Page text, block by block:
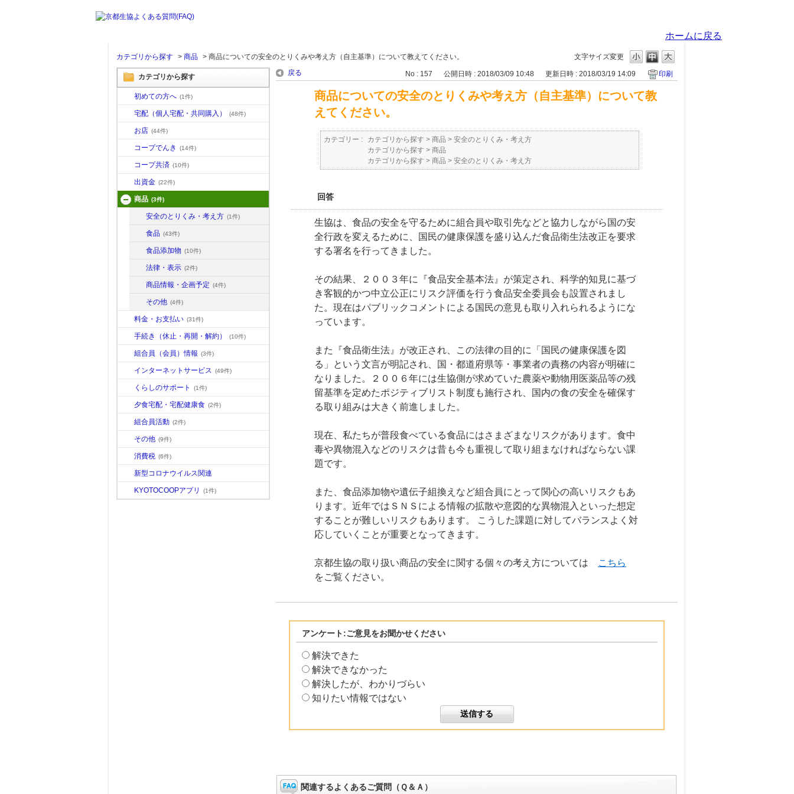
ホームに戻る
文字サイズ変更
カテゴリから探す > 商品 > 商品についての安全のとりくみや考え方（自主基準）について教えてください。
カテゴリから探す
初めての方へ (1件)
宅配（個人宅配・共同購入） (48件)
お店 (44件)
コープでんき (14件)
コープ共済 (10件)
出資金 (22件)
商品 (3件)
安全のとりくみ・考え方 (1件)
食品 (43件)
食品添加物 (10件)
法律・表示 (2件)
商品情報・企画予定 (4件)
その他 (4件)
料金・お支払い (31件)
手続き（休止・再開・解約） (10件)
組合員（会員）情報 (3件)
インターネットサービス (49件)
くらしのサポート (1件)
夕食宅配・宅配健康食 (2件)
組合員活動 (2件)
その他 (9件)
消費税 (6件)
新型コロナウイルス関連
KYOTOCOOPアプリ (1件)
戻る No : 157 公開日時 : 2018/03/09 10:48 更新日時 : 2018/03/19 14:09 印刷
商品についての安全のとりくみや考え方（自主基準）について教
えてください。
カテゴリー : カテゴリから探す > 商品 > 安全のとりくみ・考え方
カテゴリから探す > 商品
カテゴリから探す > 商品 > 安全のとりくみ・考え方
回答
生協は、食品の安全を守るために組合員や取引先などと協力しながら国の安
全行政を変えるために、国民の健康保護を盛り込んだ食品衛生法改正を要求
する署名を行ってきました。
その結果、２００３年に『食品安全基本法』が策定され、科学的知見に基づ
き客観的かつ中立公正にリスク評価を行う食品安全委員会も設置されまし
た。現在はパブリックコメントによる国民の意見も取り入れられるようにな
っています。
また『食品衛生法』が改正され、この法律の目的に「国民の健康保護を図
る」という文言が明記され、国・都道府県等・事業者の責務の内容が明確に
なりました。２００６年には生協側が求めていた農薬や動物用医薬品等の残
留基準を定めたポジティブリスト制度も施行され、国内の食の安全を確保す
る取り組みは大きく前進しました。
現在、私たちが普段食べている食品にはさまざまなリスクがあります。食中
毒や異物混入などのリスクは昔も今も重視して取り組まなければならない課
題です。
また、食品添加物や遺伝子組換えなど組合員にとって関心の高いリスクもあ
ります。近年ではＳＮＳによる情報の拡散や意図的な異物混入といった想定
することが難しいリスクもあります。 こうした課題に対してバランスよく対
応していくことが重要となってきます。
京都生協の取り扱い商品の安全に関する個々の考え方については
こちら
をご覧ください。
アンケート:ご意見をお聞かせください
解決できた
解決できなかった
解決したが、わかりづらい
知りたい情報ではない
関連するよくあるご質問（Ｑ＆Ａ）